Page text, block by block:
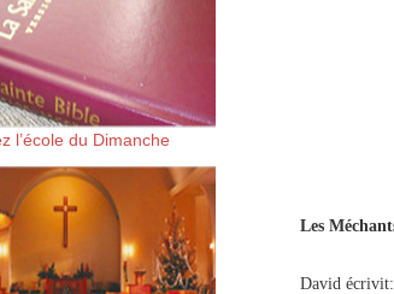
http://www.lafoiapostolique.org/wp-content/
http://www.lafoiapostolique.org/wp-content/
suis-sans-rien-a-moi.mp3 http://
content/uploads/2018/06/Es-tu-
l’école du Dimanche
Les
David écrivit: